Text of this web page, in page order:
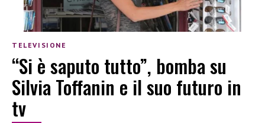
TELEVISIONE
“Si è saputo tutto”, bomba su
Silvia Toffanin e il suo futuro in
tv